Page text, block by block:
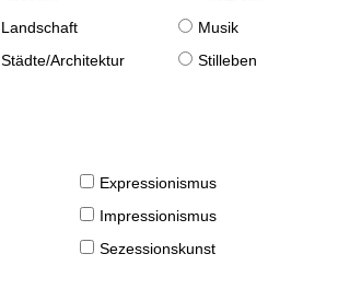
Landschaft Musik
Städte/Architektur Stilleben
Expressionismus
Impressionismus
Sezessionskunst